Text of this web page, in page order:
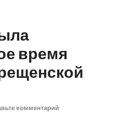
время
комментарий